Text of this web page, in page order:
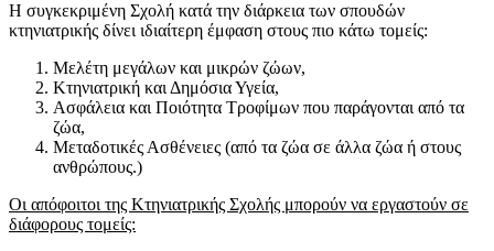
Η συγκεκριμένη Σχολή κατά την διάρκεια των σπουδών
κτηνιατρικής δίνει ιδιαίτερη έμφαση στους πιο κάτω τομείς:
Μελέτη μεγάλων και μικρών ζώων,
Κτηνιατρική και Δημόσια Υγεία,
Ασφάλεια και Ποιότητα Τροφίμων που παράγονται από τα
ζώα,
Μεταδοτικές Ασθένειες (από τα ζώα σε άλλα ζώα ή στους
ανθρώπους.)
Οι απόφοιτοι της Κτηνιατρικής Σχολής μπορούν να εργαστούν σε
διάφορους τομείς: